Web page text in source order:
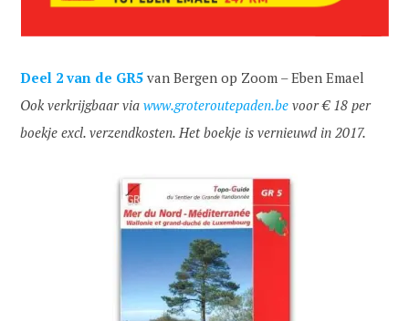
Deel 2 van de GR5 van Bergen op Zoom – Eben Emael
Ook verkrijgbaar viawww.groteroutepaden.be voor € 18 per
boekje excl. verzendkosten. Het boekje is vernieuwd in 2017.